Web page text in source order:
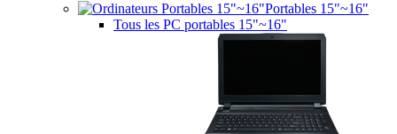
Portables 15"~16"
Tous les PC portables 15"~16"